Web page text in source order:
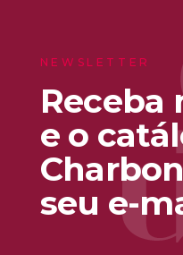
NEWSLETTER
Receba
e o
seu e-